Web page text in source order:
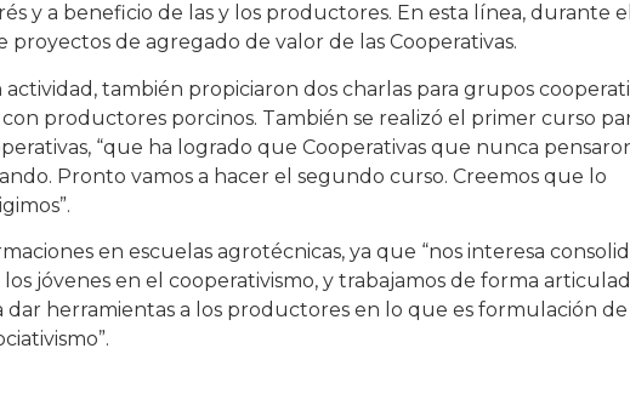
y a beneficio de las y los productores. En esta línea, durante el
de agregado de valor de las Cooperativas.
también propiciaron dos charlas para grupos
productores porcinos. También se realizó el primer curso
“que ha logrado que Cooperativas que nunca
Pronto vamos a hacer el segundo curso. Creemos que lo
en escuelas agrotécnicas, ya que “nos interesa
jóvenes en el cooperativismo, y trabajamos de forma
herramientas a los productores en lo que es formulación de